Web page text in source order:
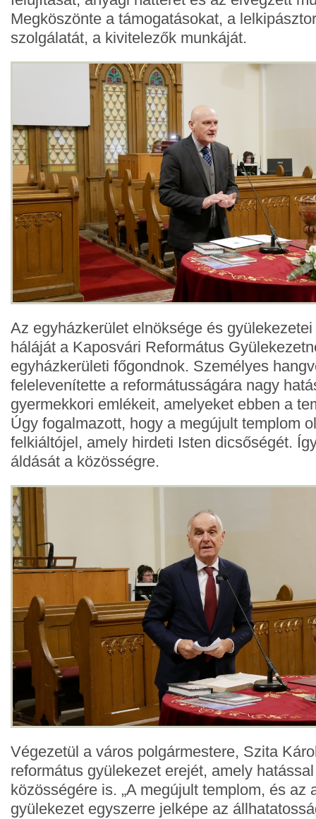
Megköszönte a támogatásokat, a
szolgálatát, a kivitelezők munkáját.
Az egyházkerület elnöksége és
háláját a Kaposvári Református
egyházkerületi főgondnok. Személyes
felelevenítette a reformátusságára nagy
gyermekkori emlékeit, amelyeket ebben a
Úgy fogalmazott, hogy a megújult templom
felkiáltójel, amely hirdeti Isten dicsőségét.
áldását a közösségre.
Végezetül a város polgármestere, Szita
református gyülekezet erejét, amely
közösségére is. „A megújult templom, és az
gyülekezet egyszerre jelképe az